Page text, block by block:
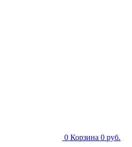
0 Корзина 0 руб.